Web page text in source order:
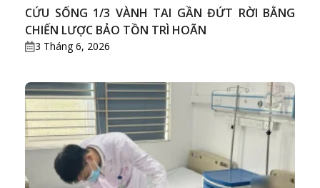
CỨU SỐNG 1/3 VÀNH TAI GẦN ĐỨT RỜI BẰNG
CHIẾN LƯỢC BẢO TỒN TRÌ HOÃN
3 Tháng 6, 2026